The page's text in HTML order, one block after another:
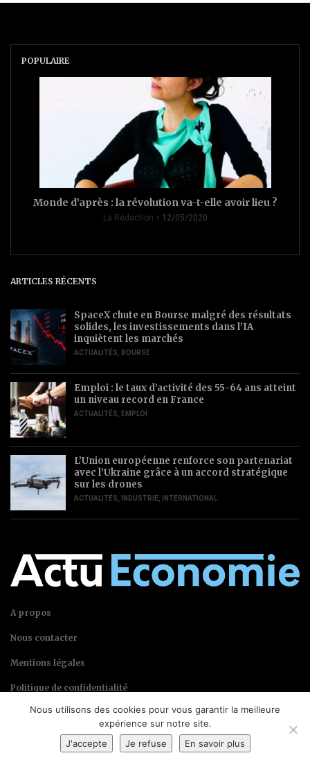
POPULAIRE
Monde d’après : la révolution va-t-elle avoir lieu ?
La Rédaction 12/05/2020
ARTICLES RÉCENTS
SpaceX chute en Bourse malgré des résultats
solides, les investissements dans l’IA
inquiètent les marchés
ACTUALITÉS BOURSE
Emploi : le taux d’activité des 55-64 ans atteint
un niveau record en France
ACTUALITÉS EMPLOI
L’Union européenne renforce son partenariat
avec l’Ukraine grâce à un accord stratégique
sur les drones
ACTUALITÉS INDUSTRIE INTERNATIONAL
A propos
Nous contacter
Mentions légales
Politique de confidentialité
Nous utilisons des cookies pour vous garantir la meilleure
expérience sur notre site.
J'accepte
Je refuse En savoir plus